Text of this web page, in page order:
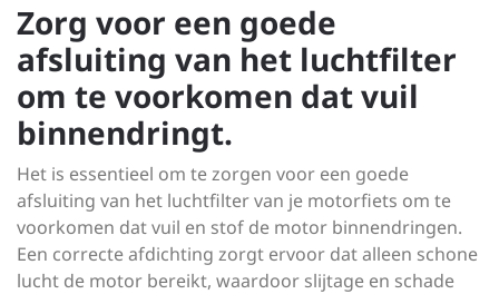
Zorg voor een goede
afsluiting van het luchtfilter
om te voorkomen dat vuil
binnendringt.
Het is essentieel om te zorgen voor een goede
afsluiting van het luchtfilter van je motorfiets om te
voorkomen dat vuil en stof de motor binnendringen.
Een correcte afdichting zorgt ervoor dat alleen schone
lucht de motor bereikt, waardoor slijtage en schade